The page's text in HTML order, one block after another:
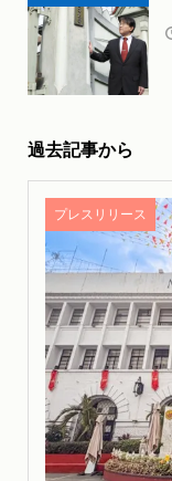
ー
過去記事から
プレスリリース